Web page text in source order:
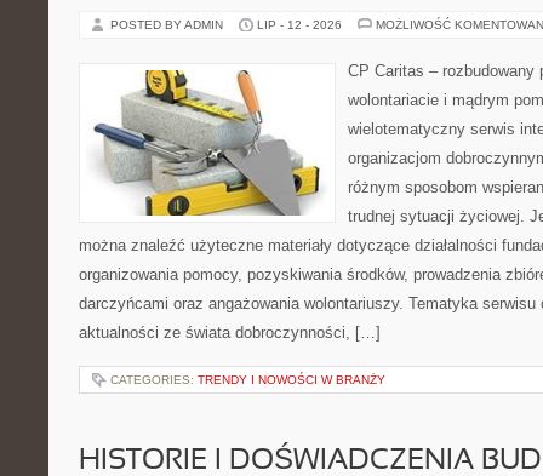
POSTED BY ADMIN LIP - 12 - 2026 MOŻLIWOŚĆ
CP Caritas – rozbudowany
wolontariacie i mądrym
wielotematyczny serwis
organizacjom
różnym sposobom
trudnej sytuacji życiowej.
można znaleźć użyteczne materiały dotyczące działalności
organizowania pomocy, pozyskiwania środków, prowadzenia
darczyńcami oraz angażowania wolontariuszy. Tematyka
aktualności ze świata dobroczynności, […]
CATEGORIES: TRENDY I NOWOŚCI W BRANŻY
HISTORIE I DOŚWIADCZENIA